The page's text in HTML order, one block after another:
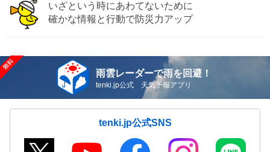
いざという時にあわてないために
確かな情報と行動で防災力アップ
雨雲レーダーで雨を回避！
tenki.jp公式 天気予報アプリ
tenki.jp公式SNS